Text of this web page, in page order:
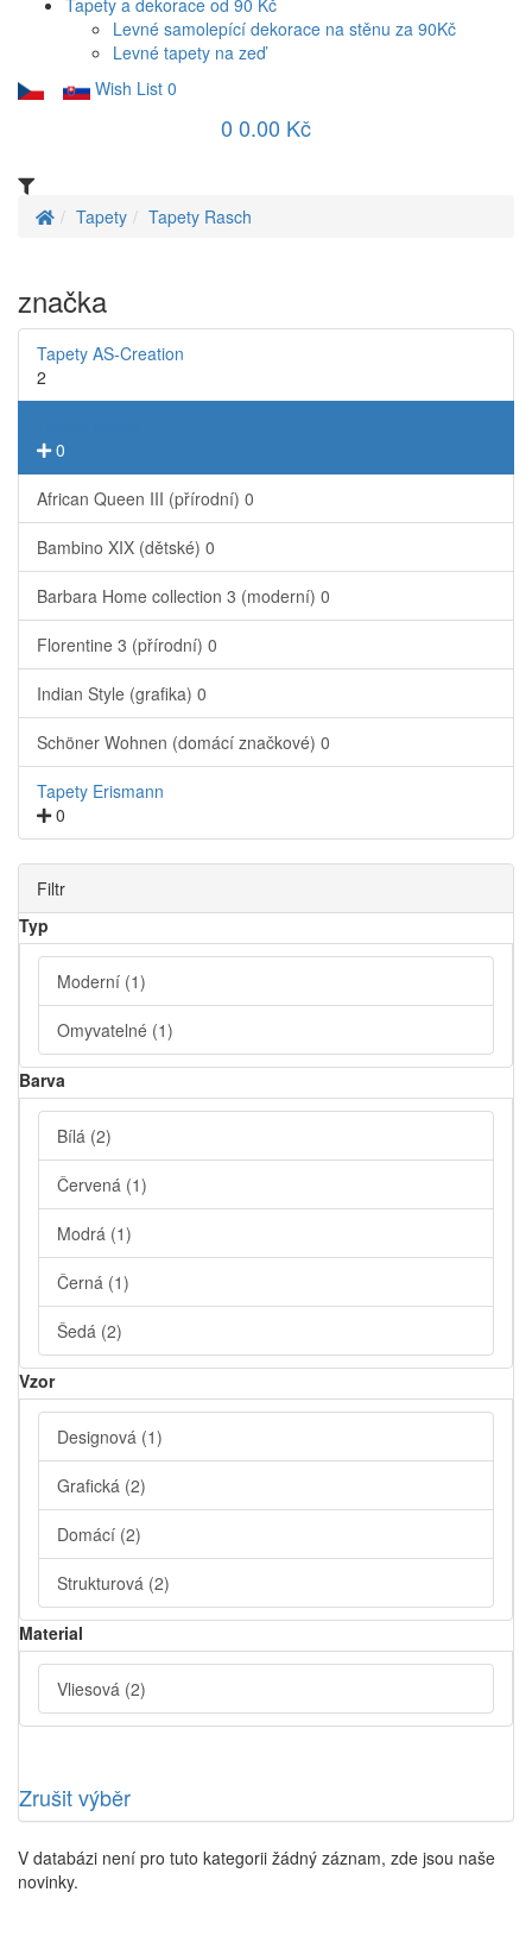
Tapety a dekorace od 90 Kč
Levné samolepící dekorace na stěnu za 90Kč
Levné tapety na zeď
Wish List 0
0 0.00 Kč
Tapety Tapety Rasch
značka
Tapety AS-Creation
2
0
African Queen III (přírodní) 0
Bambino XIX (dětské) 0
Barbara Home collection 3 (moderní) 0
Florentine 3 (přírodní) 0
Indian Style (grafika) 0
Schöner Wohnen (domácí značkové) 0
Tapety Erismann
0
Filtr
Typ
Moderní (1)
Omyvatelné (1)
Barva
Bílá (2)
Červená (1)
Modrá (1)
Černá (1)
Šedá (2)
Vzor
Designová (1)
Grafická (2)
Domácí (2)
Strukturová (2)
Material
Vliesová (2)
Zrušit výběr
V databázi není pro tuto kategorii žádný záznam, zde jsou naše
novinky.